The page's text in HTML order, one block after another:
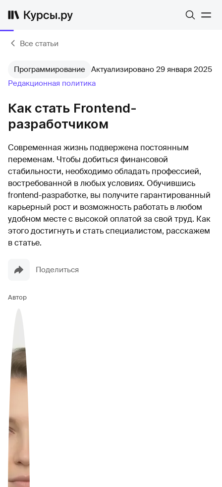
Все статьи
Программирование Актуализировано 29 января 2025
Редакционная политика
Как стать Frontend-
разработчиком
Современная жизнь подвержена постоянным
переменам. Чтобы добиться финансовой
стабильности, необходимо обладать профессией,
востребованной в любых условиях. Обучившись
frontend-разработке, вы получите гарантированный
карьерный рост и возможность работать в любом
удобном месте с высокой оплатой за свой труд. Как
этого достигнуть и стать специалистом, расскажем
в статье.
Поделиться
Автор